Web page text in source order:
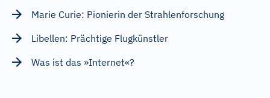
Marie Curie: Pionierin der Strahlenforschung
Libellen: Prächtige Flugkünstler
Was ist das »Internet«?